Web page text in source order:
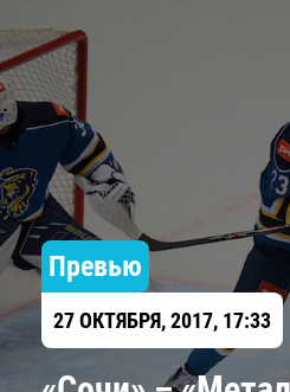
Превью
27 ОКТЯБРЯ, 2017, 17:33